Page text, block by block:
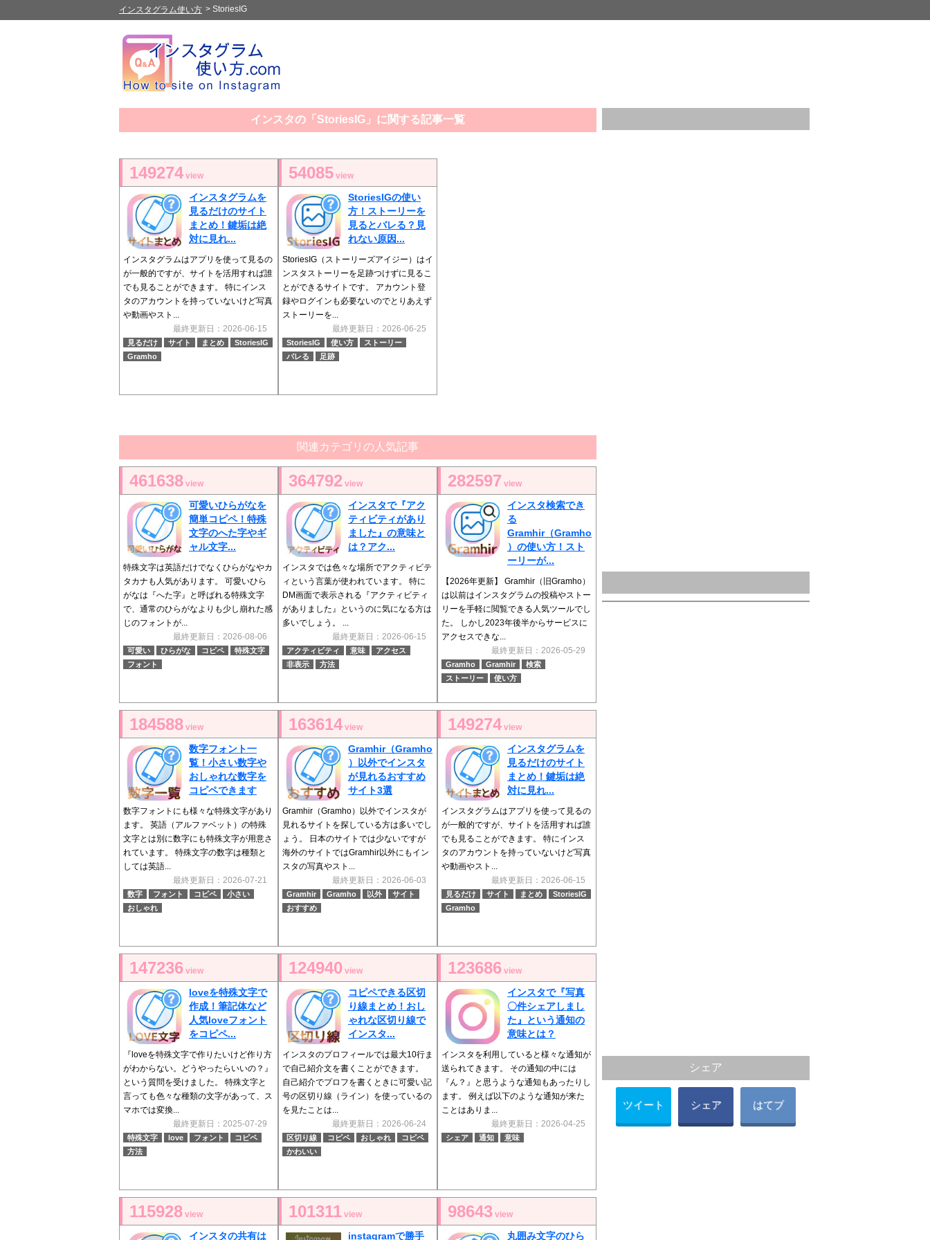
インスタグラム使い方 > StoriesIG
インスタの「StoriesIG」に関する記事一覧
149274 view
インスタグラムを
見るだけのサイト
まとめ！鍵垢は絶
対に見れ...
インスタグラムはアプリを使って見るの
が一般的ですが、サイトを活用すれば誰
でも見ることができます。 特にインス
タのアカウントを持っていないけど写真
や動画やスト...
最終更新日：2026-06-15
見るだけ サイト まとめ
StoriesIG
Gramho
54085 view
StoriesIGの使い
方！ストーリーを
見るとバレる？見
れない原因...
StoriesIG（ストーリーズアイジー）はイ
ンスタストーリーを足跡つけずに見るこ
とができるサイトです。 アカウント登
録やログインも必要ないのでとりあえず
ストーリーを...
最終更新日：2026-06-25
StoriesIG 使い方
ストーリー
バレる
足跡
関連カテゴリの人気記事
461638 view
可愛いひらがなを
簡単コピペ！特殊
文字のへた字やギ
ャル文字...
特殊文字は英語だけでなくひらがなやカ
タカナも人気があります。 可愛いひら
がなは『へた字』と呼ばれる特殊文字
で、通常のひらがなよりも少し崩れた感
じのフォントが...
最終更新日：2026-08-06
可愛い ひらがな コピペ
特殊文字
フォント
364792 view
インスタで『アク
ティビティがあり
ました』の意味と
は？アク...
インスタでは色々な場所でアクティビテ
ィという言葉が使われています。 特に
DM画面で表示される『アクティビティ
がありました』というのに気になる方は
多いでしょう。 ...
最終更新日：2026-06-15
アクティビティ 意味
アクセス
非表示
方法
282597 view
インスタ検索でき
る
Gramhir（Gramho
）の使い方！スト
ーリーが...
【2026年更新】 Gramhir（旧Gramho）
は以前はインスタグラムの投稿やストー
リーを手軽に閲覧できる人気ツールでし
た。 しかし2023年後半からサービスに
アクセスできな...
最終更新日：2026-05-29
Gramho Gramhir
検索
ストーリー
使い方
184588 view
数字フォント一
覧！小さい数字や
おしゃれな数字を
コピペできます
数字フォントにも様々な特殊文字があり
ます。 英語（アルファベット）の特殊
文字とは別に数字にも特殊文字が用意さ
れています。 特殊文字の数字は種類と
しては英語...
最終更新日：2026-07-21
数字 フォント コピペ
小さい
おしゃれ
163614 view
Gramhir（Gramho
）以外でインスタ
が見れるおすすめ
サイト3選
Gramhir（Gramho）以外でインスタが
見れるサイトを探している方は多いでし
ょう。 日本のサイトでは少ないですが
海外のサイトではGramhir以外にもイン
スタの写真やスト...
最終更新日：2026-06-03
Gramhir Gramho 以外
サイト
おすすめ
149274 view
インスタグラムを
見るだけのサイト
まとめ！鍵垢は絶
対に見れ...
インスタグラムはアプリを使って見るの
が一般的ですが、サイトを活用すれば誰
でも見ることができます。 特にインス
タのアカウントを持っていないけど写真
や動画やスト...
最終更新日：2026-06-15
見るだけ サイト まとめ
StoriesIG
Gramho
147236 view
loveを特殊文字で
作成！筆記体など
人気loveフォント
をコピペ...
『loveを特殊文字で作りたいけど作り方
がわからない。どうやったらいいの？』
という質問を受けました。 特殊文字と
言っても色々な種類の文字があって、ス
マホでは変換...
最終更新日：2025-07-29
特殊文字 love フォント
コピペ
方法
124940 view
コピペできる区切
り線まとめ！おし
ゃれな区切り線で
インスタ...
インスタのプロフィールでは最大10行ま
で自己紹介文を書くことができます。
自己紹介でプロフを書くときに可愛い記
号の区切り線（ライン）を使っているの
を見たことは...
最終更新日：2026-06-24
区切り線 コピペ おしゃれ
コピペ
かわいい
123686 view
インスタで『写真
〇件シェアしまし
た』という通知の
意味とは？
インスタを利用していると様々な通知が
送られてきます。 その通知の中には
『ん？』と思うような通知もあったりし
ます。 例えば以下のような通知が来た
ことはありま...
最終更新日：2026-04-25
シェア 通知 意味
115928 view
インスタの共有は
101311 view
instagramで勝手
98643 view
丸囲み文字のひら
シェア
ツイート シェア はてブ